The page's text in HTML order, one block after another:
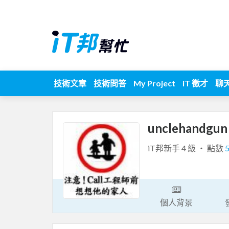
技術文章 技術問答 My Project iT 徵才 聊
iT邦新手 4 級 ‧ 點數
個人背景